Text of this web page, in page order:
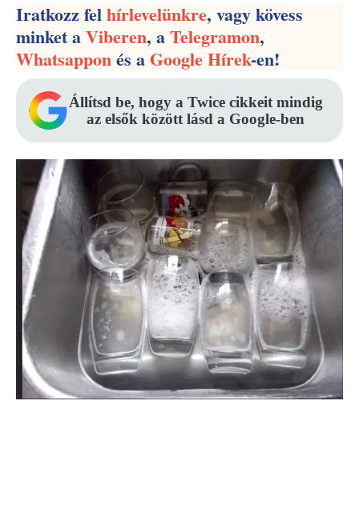
Iratkozz felhírlevelünkre, vagy kövess
minket aViberen, aTelegramon,
Whatsapponés aGoogle Hírek-en!
Állítsd be, hogy a Twice cikkeit mindig
az elsők között lásd a Google-ben